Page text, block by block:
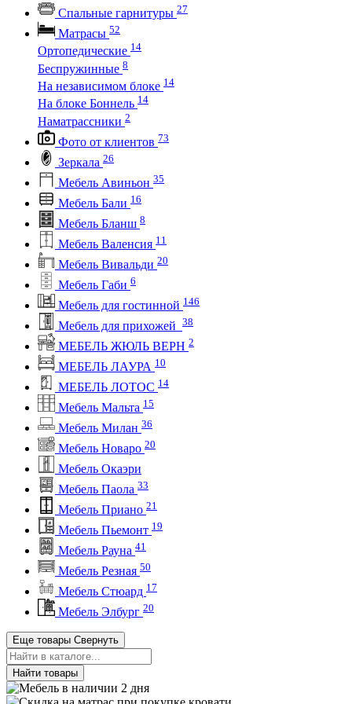
Спальные гарнитуры 27
Матрасы 52
Ортопедические 14
Беспружинные 8
На независимом блоке 14
На блоке Боннель 14
Наматрассники 2
Фото от клиентов 73
Зеркала 26
Мебель Авиньон 35
Мебель Бали 16
Мебель Бланш 8
Мебель Валенсия 11
Мебель Вивальди 20
Мебель Габи 6
Мебель для гостинной 146
Мебель для прихожей 38
МЕБЕЛЬ ЖЮЛЬ ВЕРН 2
МЕБЕЛЬ ЛАУРА 10
МЕБЕЛЬ ЛОТОС 14
Мебель Мальта 15
Мебель Милан 36
Мебель Новаро 20
Мебель Окаэри
Мебель Паола 33
Мебель Приано 21
Мебель Пьемонт 19
Мебель Рауна 41
Мебель Резная 50
Мебель Стюард 17
Мебель Элбург 20
Еще товары Свернуть
Найти товары